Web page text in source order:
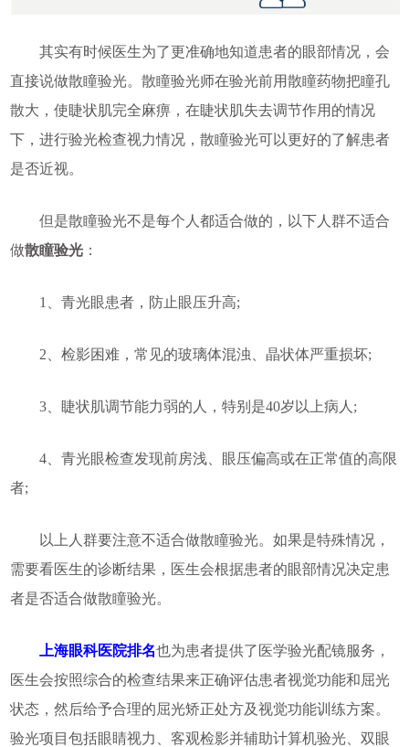
其实有时候医生为了更准确地知道患者的眼部情况，会
直接说做散瞳验光。散瞳验光师在验光前用散瞳药物把瞳孔
散大，使睫状肌完全麻痹，在睫状肌失去调节作用的情况
下，进行验光检查视力情况，散瞳验光可以更好的了解患者
是否近视。
但是散瞳验光不是每个人都适合做的，以下人群不适合
做散瞳验光：
1、青光眼患者，防止眼压升高;
2、检影困难，常见的玻璃体混浊、晶状体严重损坏;
3、睫状肌调节能力弱的人，特别是40岁以上病人;
4、青光眼检查发现前房浅、眼压偏高或在正常值的高限
者;
以上人群要注意不适合做散瞳验光。如果是特殊情况，
需要看医生的诊断结果，医生会根据患者的眼部情况决定患
者是否适合做散瞳验光。
上海眼科医院排名也为患者提供了医学验光配镜服务，
医生会按照综合的检查结果来正确评估患者视觉功能和屈光
状态，然后给予合理的屈光矫正处方及视觉功能训练方案。
验光项目包括眼睛视力、客观检影并辅助计算机验光、双眼